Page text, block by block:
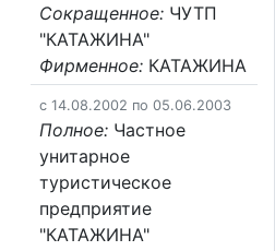
Сокращенное: ЧУТП
"КАТАЖИНА"
Фирменное: КАТАЖИНА
c 14.08.2002 по 05.06.2003
Полное: Частное
унитарное
туристическое
предприятие
"КАТАЖИНА"